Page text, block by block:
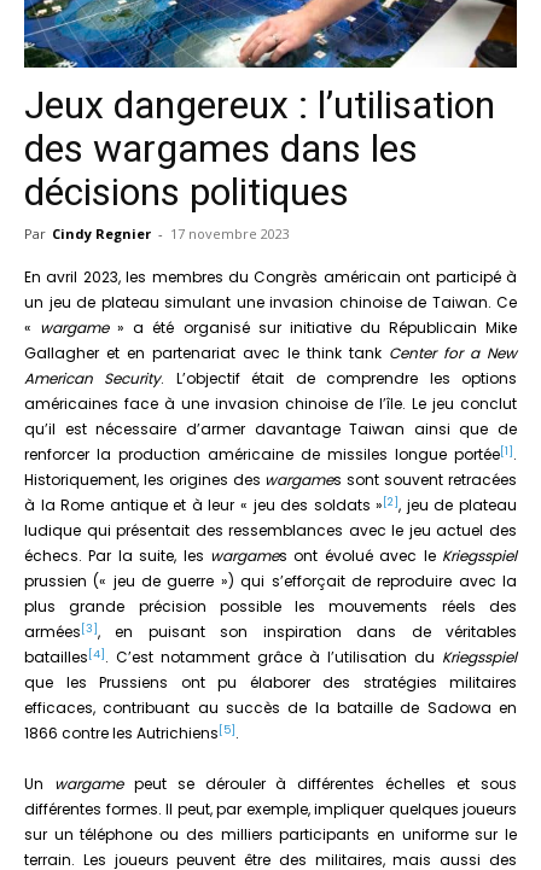
Jeux dangereux : l’utilisation
des wargames dans les
décisions politiques
Par Cindy Regnier - 17 novembre 2023
En avril 2023, les membres du Congrès américain ont participé à
un jeu de plateau simulant une invasion chinoise de Taiwan. Ce
« wargame» a été organisé sur initiative du Républicain Mike
Gallagher et en partenariat avec le think tank Center for a New
American Security. L’objectif était de comprendre les options
américaines face à une invasion chinoise de l’île. Le jeu conclut
qu’il est nécessaire d’armer davantage Taiwan ainsi que de
renforcer la production américaine de missiles longue portée[1] .
Historiquement, les origines des wargames sont souvent retracées
à la Rome antique et à leur « jeu des soldats » [2], jeu de plateau
ludique qui présentait des ressemblances avec le jeu actuel des
échecs. Par la suite, les wargames ont évolué avec le Kriegsspiel
prussien (« jeu de guerre ») qui s’efforçait de reproduire avec la
plus grande précision possible les mouvements réels des
armées [3], en puisant son inspiration dans de véritables
batailles [4] . C’est notamment grâce à l’utilisation du Kriegsspiel
que les Prussiens ont pu élaborer des stratégies militaires
efficaces, contribuant au succès de la bataille de Sadowa en
1866 contre les Autrichiens [5] .
Un wargamepeut se dérouler à différentes échelles et sous
différentes formes. Il peut, par exemple, impliquer quelques joueurs
sur un téléphone ou des milliers participants en uniforme sur le
terrain. Les joueurs peuvent être des militaires, mais aussi des